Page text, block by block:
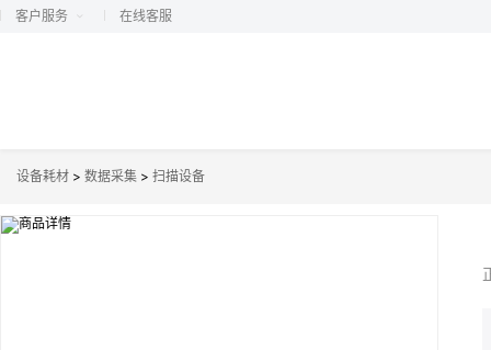
客户服务 在线客服
设备耗材 > 数据采集 > 扫描设备